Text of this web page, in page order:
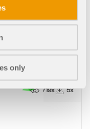
only
719x 5x